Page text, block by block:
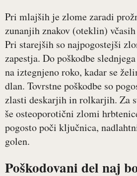
Pri mlajših je zlome zaradi
zunanjih znakov (oteklin)
Pri starejših so najpogostejši
zapestja. Do poškodbe
na iztegnjeno roko, kadar se
dlan. Tovrstne poškodbe so
zlasti deskarjih in rolkarjih. Za
še osteoporotični zlomi
pogosto poči ključnica,
golen.
Poškodovani del naj